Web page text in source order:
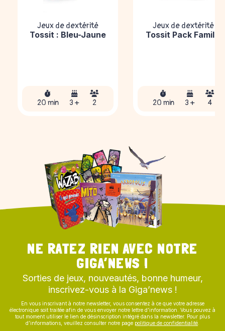
Jeux de dextérité
Tossit : Bleu-Jaune
20 min 3 + 2
Jeux de dextérité
Tossit Pack Famille
20 min 3 + 4
NE RATEZ RIEN AVEC NOTRE
GIGA’NEWS !
Sorties de jeux, nouveautés, bonne humeur,
inscrivez-vous à la Giga’news !
En vous inscrivant à notre newsletter, vous consentez à ce que votre adresse
électronique soit traitée afin de vous envoyer notre lettre d’information. Vous pouvez à
tout moment utiliser le lien de désinscription intégré dans la newsletter. Pour plus
d’informations, veuillez consulter notre page politique de confidentialité